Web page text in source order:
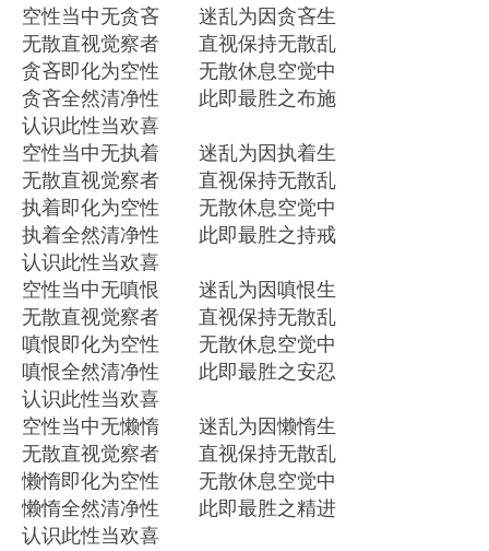
空性当中无贪吝 迷乱为因贪吝生
无散直视觉察者 直视保持无散乱
贪吝即化为空性 无散休息空觉中
贪吝全然清净性 此即最胜之布施
认识此性当欢喜
空性当中无执着 迷乱为因执着生
无散直视觉察者 直视保持无散乱
执着即化为空性 无散休息空觉中
执着全然清净性 此即最胜之持戒
认识此性当欢喜
空性当中无嗔恨 迷乱为因嗔恨生
无散直视觉察者 直视保持无散乱
嗔恨即化为空性 无散休息空觉中
嗔恨全然清净性 此即最胜之安忍
认识此性当欢喜
空性当中无懒惰 迷乱为因懒惰生
无散直视觉察者 直视保持无散乱
懒惰即化为空性 无散休息空觉中
懒惰全然清净性 此即最胜之精进
认识此性当欢喜